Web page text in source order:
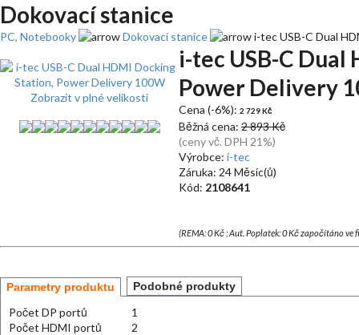
Dokovací stanice
PC, Notebooky Dokovací stanice i-tec USB-C Dual
Zobrazit v plné velikosti
i-tec USB-C
Power Delivery
Cena (-6%): 2 729 Kč
Běžná cena: 2 893 Kč
(ceny vč. DPH 21%)
Výrobce: i-tec
Záruka: 24 Měsíc(ů)
Kód: 2108641
(REMA: 0 Kč ; Aut. Poplatek: 0 Kč započítáno
Parametry produktu Podobné produkty
Počet DP portů
1
Počet HDMI portů
2